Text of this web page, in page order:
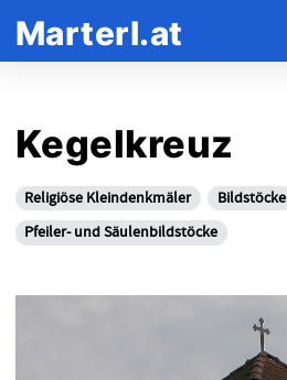
Marterl.at
Kegelkreuz
Religiöse Kleindenkmäler
Bildstöcke
Pfeiler- und Säulenbildstöcke